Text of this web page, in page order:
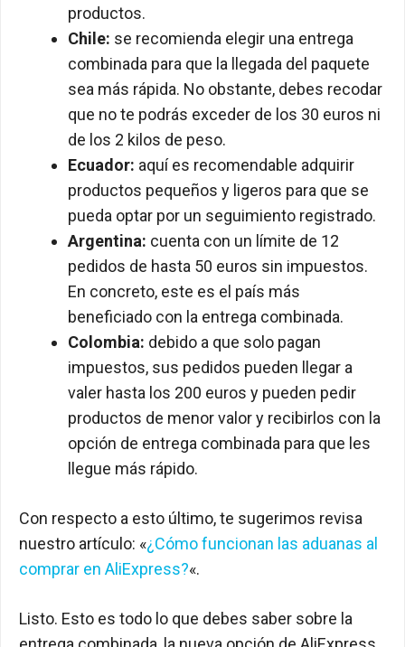
productos.
Chile: se recomienda elegir una entrega
combinada para que la llegada del paquete
sea más rápida. No obstante, debes recodar
que no te podrás exceder de los 30 euros ni
de los 2 kilos de peso.
Ecuador: aquí es recomendable adquirir
productos pequeños y ligeros para que se
pueda optar por un seguimiento registrado.
Argentina: cuenta con un límite de 12
pedidos de hasta 50 euros sin impuestos.
En concreto, este es el país más
beneficiado con la entrega combinada.
Colombia: debido a que solo pagan
impuestos, sus pedidos pueden llegar a
valer hasta los 200 euros y pueden pedir
productos de menor valor y recibirlos con la
opción de entrega combinada para que les
llegue más rápido.
Con respecto a esto último, te sugerimos revisa
nuestro artículo: «¿Cómo funcionan las aduanas al
comprar en AliExpress?«.
Listo. Esto es todo lo que debes saber sobre la